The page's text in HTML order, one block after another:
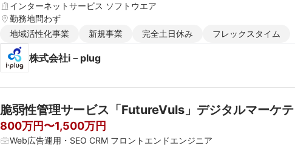
インターネットサービス ソフトウエア
勤務地問わず
地域活性化事業
新規事業 完全土日休み フレックスタイム
株式会社i－plug
脆弱性管理サービス「FutureVuls」デジタルマーケ
800万円〜1,500万円
Web広告運用・SEO CRM フロントエンドエンジニア